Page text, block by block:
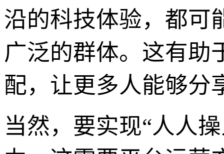
沿的科技体验，都可
广泛的群体。这有助
配，让更多人能够分
当然，要实现“人人